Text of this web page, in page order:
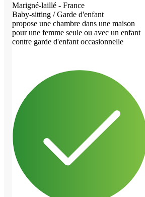
Marigné-laillé - France
Baby-sitting / Garde d'enfant
propose une chambre dans une maison
pour une femme seule ou avec un enfant
contre garde d'enfant occasionnelle